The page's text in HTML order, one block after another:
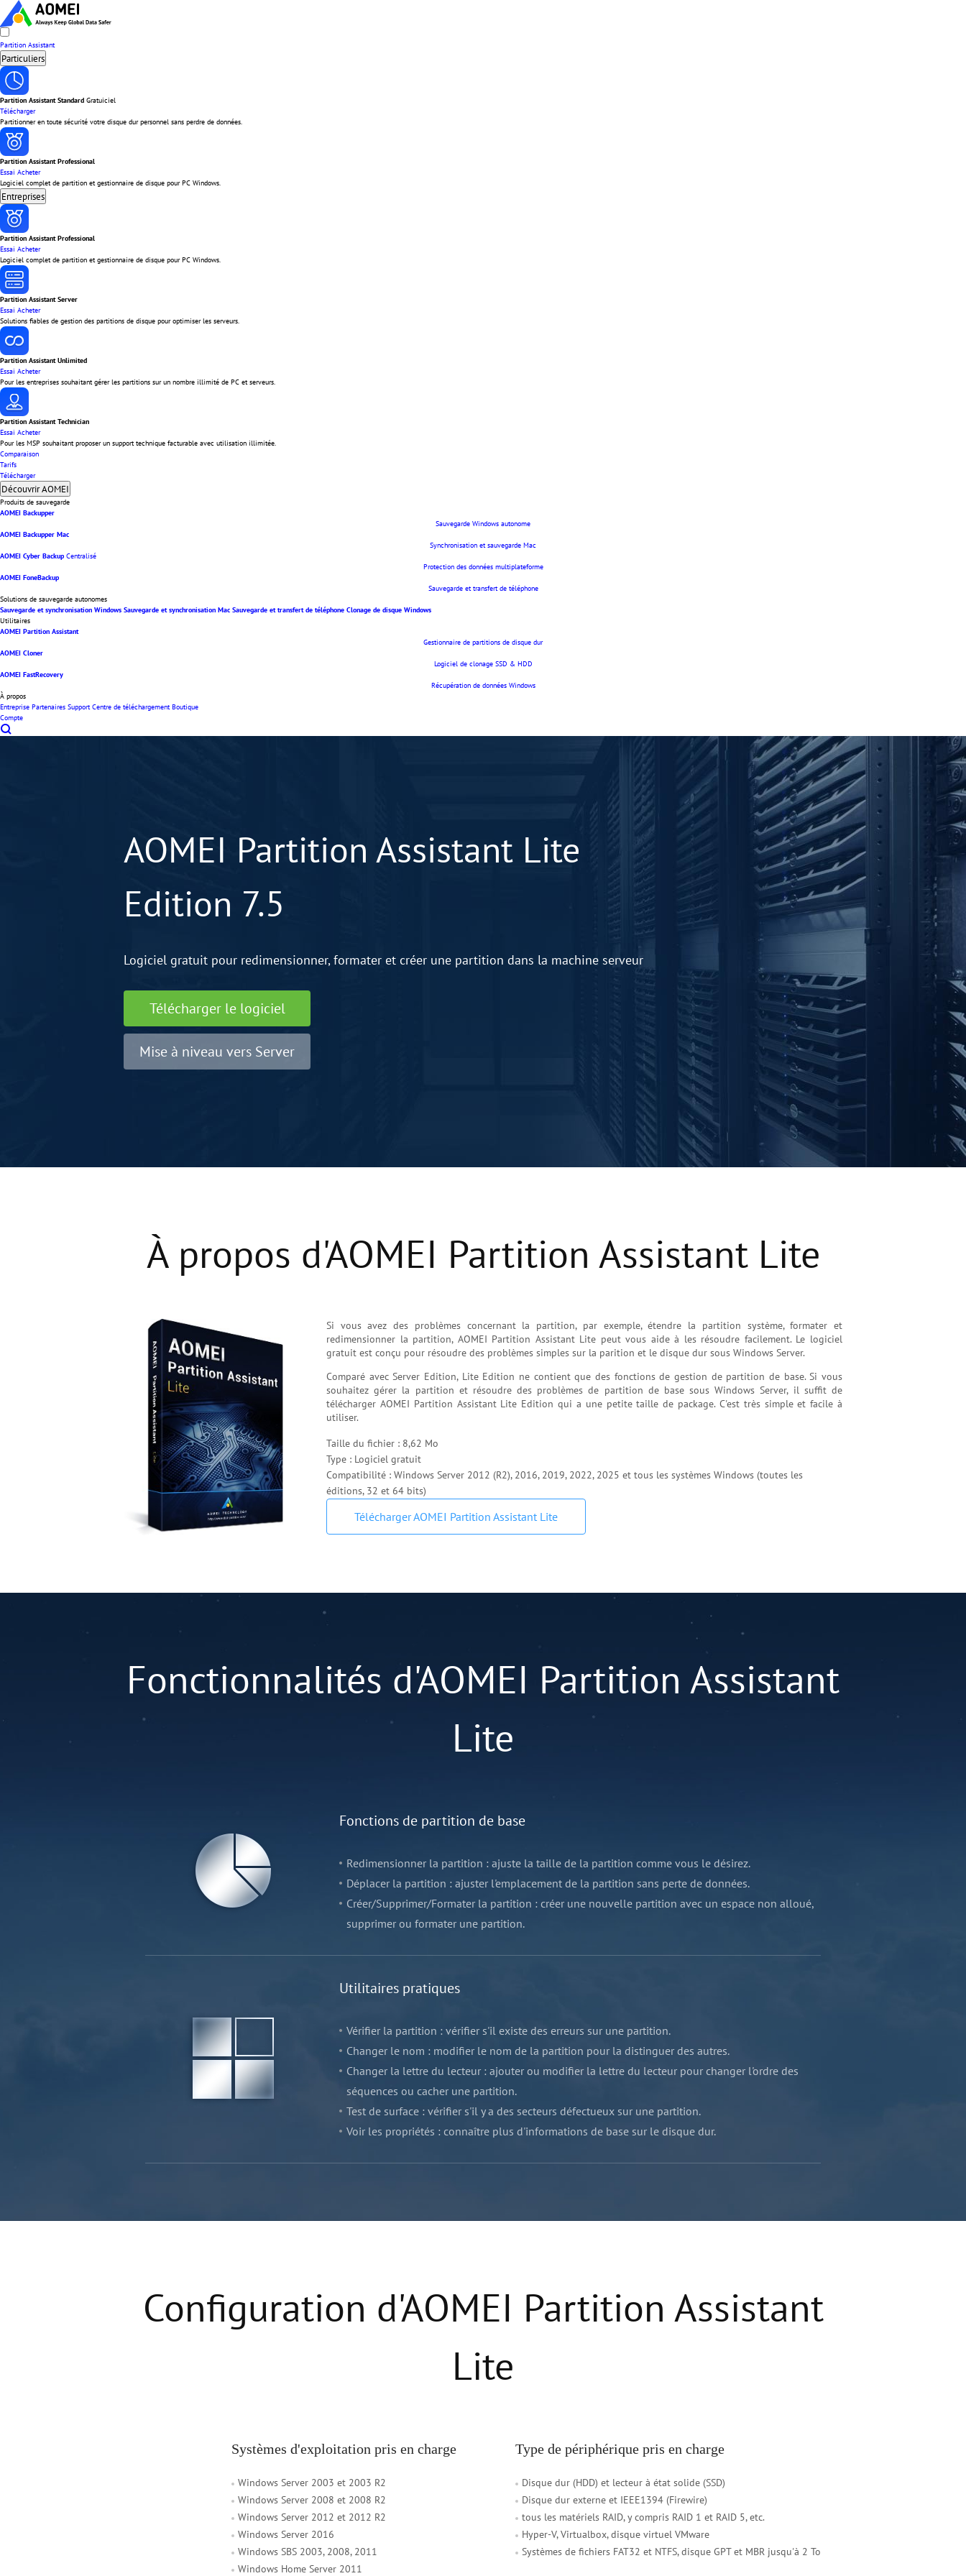
Partition Assistant
Particuliers
Partition Assistant Standard Gratuiciel
Télécharger
Partitionner en toute sécurité votre disque dur personnel sans perdre de données.
Partition Assistant Professional
Essai Acheter
Logiciel complet de partition et gestionnaire de disque pour PC Windows.
Entreprises
Partition Assistant Professional
Essai Acheter
Logiciel complet de partition et gestionnaire de disque pour PC Windows.
Partition Assistant Server
Essai Acheter
Solutions fiables de gestion des partitions de disque pour optimiser les serveurs.
Partition Assistant Unlimited
Essai Acheter
Pour les entreprises souhaitant gérer les partitions sur un nombre illimité de PC et serveurs.
Partition Assistant Technician
Essai Acheter
Pour les MSP souhaitant proposer un support technique facturable avec utilisation illimitée.
Comparaison
Tarifs
Télécharger
Découvrir AOMEI
Produits de sauvegarde
AOMEI Backupper
Sauvegarde Windows autonome
AOMEI Backupper Mac
Synchronisation et sauvegarde Mac
AOMEI Cyber Backup Centralisé
Protection des données multiplateforme
AOMEI FoneBackup
Sauvegarde et transfert de téléphone
Solutions de sauvegarde autonomes
Sauvegarde et synchronisation Windows Sauvegarde et synchronisation Mac Sauvegarde et transfert de téléphone Clonage de disque Windows
Utilitaires
AOMEI Partition Assistant
Gestionnaire de partitions de disque dur
AOMEI Cloner
Logiciel de clonage SSD & HDD
AOMEI FastRecovery
Récupération de données Windows
À propos
Entreprise Partenaires SupportCentre de téléchargementBoutique
Compte
AOMEI Partition Assistant Lite
Edition 7.5
Logiciel gratuit pour redimensionner, formater et créer une partition dans la machine serveur
Télécharger le logiciel
Mise à niveau vers Server
À propos d'AOMEI Partition Assistant Lite
Si vous avez des problèmes concernant la partition, par exemple, étendre la partition système, formater et
redimensionner la partition, AOMEI Partition Assistant Lite peut vous aide à les résoudre facilement. Le logiciel
gratuit est conçu pour résoudre des problèmes simples sur la parition et le disque dur sous Windows Server.
Comparé avec Server Edition, Lite Edition ne contient que des fonctions de gestion de partition de base. Si vous
souhaitez gérer la partition et résoudre des problèmes de partition de base sous Windows Server, il suffit de
télécharger AOMEI Partition Assistant Lite Edition qui a une petite taille de package. C'est très simple et facile à
utiliser.
Taille du fichier : 8,62 Mo
Type : Logiciel gratuit
Compatibilité : Windows Server 2012 (R2), 2016, 2019, 2022, 2025 et tous les systèmes Windows (toutes les
éditions, 32 et 64 bits)
Télécharger AOMEI Partition Assistant Lite
Fonctionnalités d'AOMEI Partition Assistant
Lite
Fonctions de partition de base
Redimensionner la partition : ajuste la taille de la partition comme vous le désirez.
Déplacer la partition : ajuster l'emplacement de la partition sans perte de données.
Créer/Supprimer/Formater la partition : créer une nouvelle partition avec un espace non alloué,
supprimer ou formater une partition.
Utilitaires pratiques
Vérifier la partition : vérifier s'il existe des erreurs sur une partition.
Changer le nom : modifier le nom de la partition pour la distinguer des autres.
Changer la lettre du lecteur : ajouter ou modifier la lettre du lecteur pour changer l'ordre des
séquences ou cacher une partition.
Test de surface : vérifier s'il y a des secteurs défectueux sur une partition.
Voir les propriétés : connaître plus d'informations de base sur le disque dur.
Configuration d'AOMEI Partition Assistant
Lite
Systèmes d'exploitation pris en charge
Windows Server 2003 et 2003 R2
Windows Server 2008 et 2008 R2
Windows Server 2012 et 2012 R2
Windows Server 2016
Windows SBS 2003, 2008, 2011
Windows Home Server 2011
Type de périphérique pris en charge
Disque dur (HDD) et lecteur à état solide (SSD)
Disque dur externe et IEEE1394 (Firewire)
tous les matériels RAID, y compris RAID 1 et RAID 5, etc.
Hyper-V, Virtualbox, disque virtuel VMware
Systèmes de fichiers FAT32 et NTFS, disque GPT et MBR jusqu'à 2 To